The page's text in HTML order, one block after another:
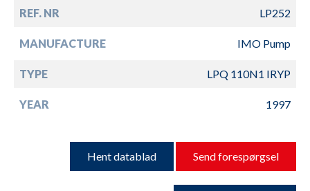
REF. NR LP252
MANUFACTURE IMO Pump
TYPE LPQ 110N1 IRYP
YEAR 1997
Hent datablad Send forespørgsel